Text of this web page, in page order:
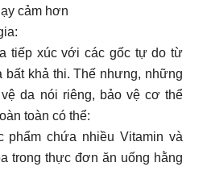
cảm hơn
tiếp xúc với các gốc tự do từ
bất khả thi. Thế nhưng, những
da nói riêng, bảo vệ cơ thể
toàn có thể:
phẩm chứa nhiều Vitamin và
trong thực đơn ăn uống hằng